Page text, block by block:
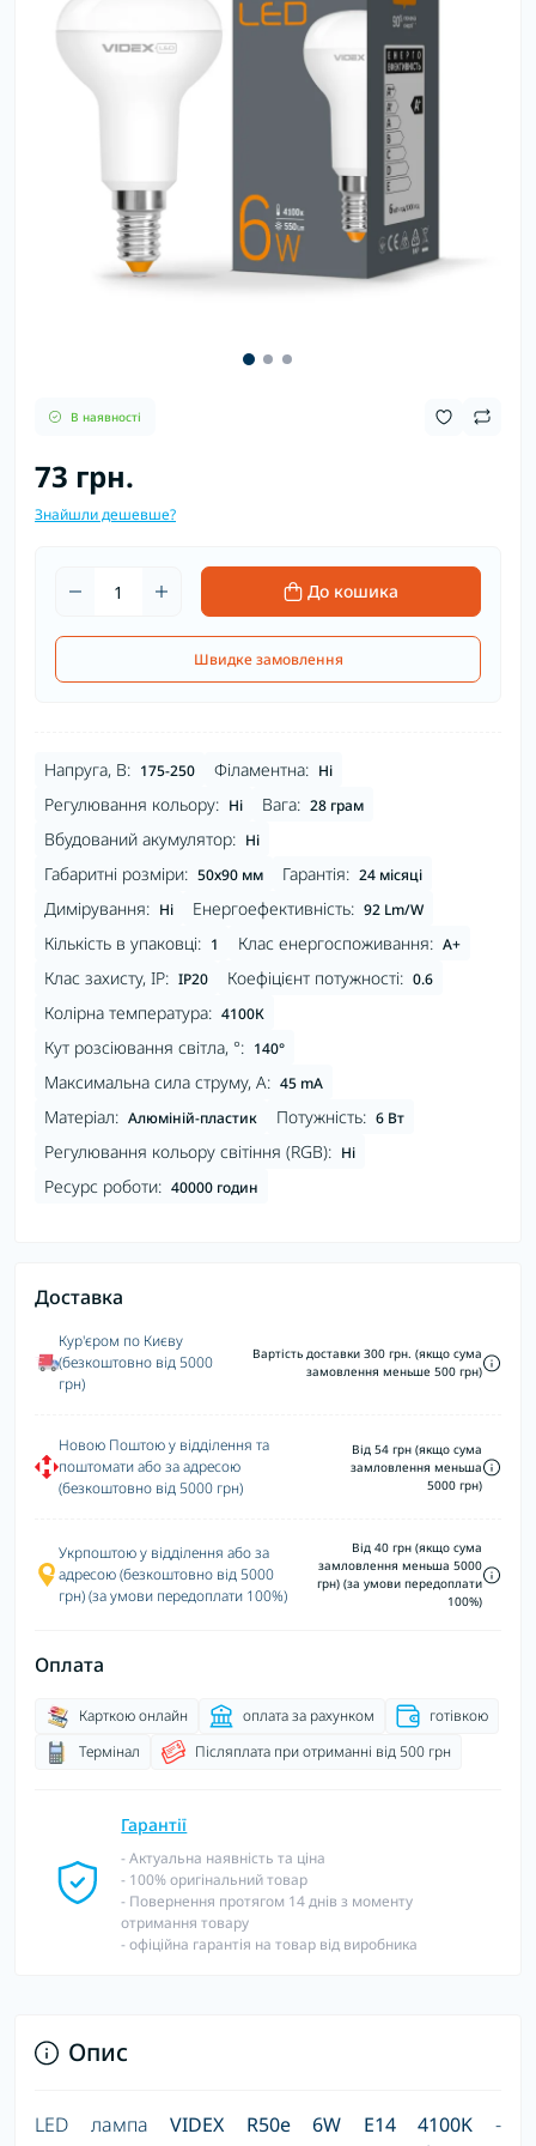
В наявності
73 грн.
Знайшли дешевше?
До кошика
Швидке замовлення
Напруга, В: 175-250 Філаментна: Ні
Регулювання кольору: Ні Вага: 28 грам
Вбудований акумулятор: Ні
Габаритні розміри: 50х90 мм Гарантія: 24 місяці
Димірування: Ні Енергоефективність: 92 Lm/W
Кількість в упаковці: 1 Клас енергоспоживання: A+
Клас захисту, IP: IP20 Коефіцієнт потужності: 0.6
Колірна температура: 4100К
Кут розсіювання світла, °: 140°
Максимальна сила струму, А: 45 mA
Матеріал: Алюміній-пластик Потужність: 6 Вт
Регулювання кольору світіння (RGB): Ні
Ресурс роботи: 40000 годин
Доставка
Кур'єром по Києву
(безкоштовно від 5000
грн)
Вартість доставки 300 грн. (якщо сума
замовлення меньше 500 грн)
Новою Поштою у відділення та
поштомати або за адресою
(безкоштовно від 5000 грн)
Від 54 грн (якщо сума
замловлення меньша
5000 грн)
Укрпоштою у відділення або за
адресою (безкоштовно від 5000
грн) (за умови передоплати 100%)
Від 40 грн (якщо сума
замловлення меньша 5000
грн) (за умови передоплати
100%)
Оплата
Карткою онлайн оплата за рахунком
готівкою
Термінал
Післяплата при отриманні від 500 грн
Гарантії
- Актуальна наявність та ціна
- 100% оригінальний товар
- Повернення протягом 14 днів з моменту
отримання товару
- офіційна гарантія на товар від виробника
Опис
LED лампаVIDEX R50e 6W E14 4100K -